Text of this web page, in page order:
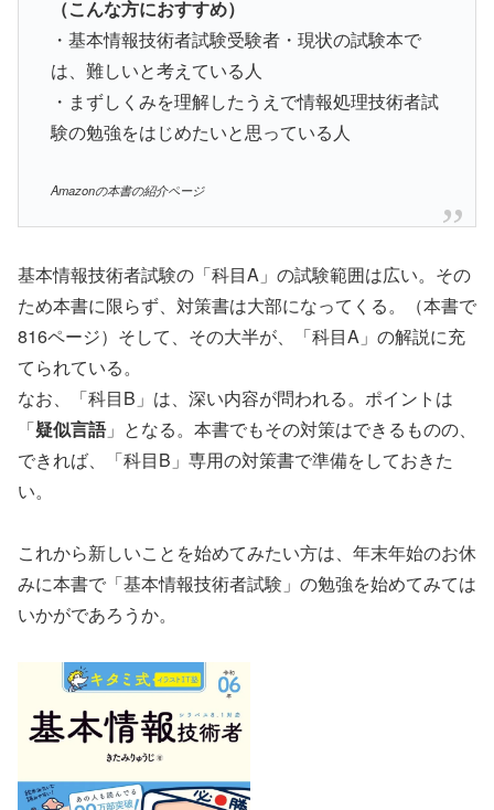
（こんな方におすすめ）
・基本情報技術者試験受験者・現状の試験本で
は、難しいと考えている人
・まずしくみを理解したうえで情報処理技術者試
験の勉強をはじめたいと思っている人
Amazonの本書の紹介ページ
基本情報技術者試験の「科目A」の試験範囲は広い。その
ため本書に限らず、対策書は大部になってくる。（本書で
816ページ）そして、その大半が、「科目A」の解説に充
てられている。
なお、「科目B」は、深い内容が問われる。ポイントは
「疑似言語」となる。本書でもその対策はできるものの、
できれば、「科目B」専用の対策書で準備をしておきた
い。
これから新しいことを始めてみたい方は、年末年始のお休
みに本書で「基本情報技術者試験」の勉強を始めてみては
いかがであろうか。